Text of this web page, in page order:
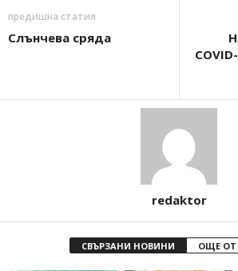
предишна статия
Слънчева сряда
redaktor
СВЪРЗАНИ НОВИНИ ОЩЕ ОТ